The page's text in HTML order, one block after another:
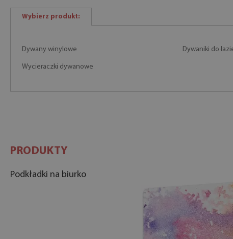
Wybierz produkt:
Dywany winylowe Dywaniki do
Wycieraczki dywanowe
PRODUKTY
Podkładki na biurko